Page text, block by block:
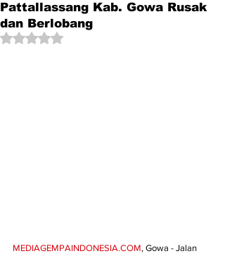
Pattallassang Kab. Gowa Rusak
dan Berlobang
Dinilai NaN dari 5 bintang.
MEDIAGEMPAINDONESIA.COM, Gowa - Jalan